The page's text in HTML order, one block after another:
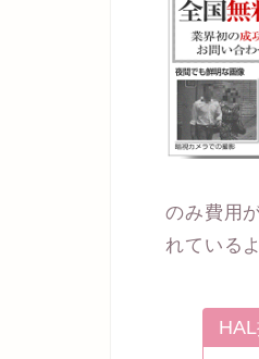
のみ費用
れている